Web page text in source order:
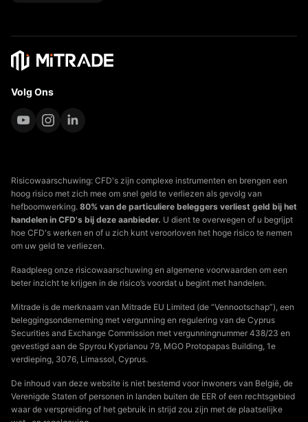
Volg Ons
Risicowaarschuwing: CFD's zijn complexe instrumenten en brengen een
hoog risico met zich mee om snel geld te verliezen als gevolg van
hefboomwerking. 80% van de particuliere beleggers verliest geld bij het
handelen in CFD's bij deze aanbieder. U dient te overwegen of u begrijpt
hoe CFD's werken en of u zich kunt veroorloven het hoge risico te nemen
om uw geld te verliezen.
Raadpleeg onze risicowaarschuwing en algemene voorwaarden om een
beter inzicht te krijgen in de risico’s voordat u begint met handelen.
Mitrade is de merknaam van Mitrade EU Limited (de “Vennootschap”), een
beleggingsonderneming met vergunning en regulering van de Cyprus
Securities and Exchange Commission met vergunningnummer 438/23 en
gevestigd aan de Spyrou Kyprianou 79, MGO Protopapas Building, 1e
verdieping, 3076, Limassol, Cyprus.
De inhoud van deze website is niet bestemd voor inwoners van België, de
Verenigde Staten of personen in landen buiten de EER of een rechtsgebied
waar de verspreiding of het gebruik in strijd zou zijn met de plaatselijke